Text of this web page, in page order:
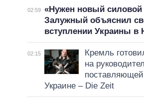
02:59 «Нужен новый силовой
Залужный объяснил
вступлении Украины в
02:15
Кремль
на
Украине – Die Zeit